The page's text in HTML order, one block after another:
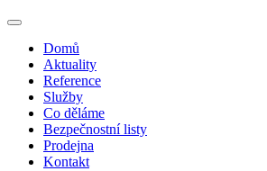
Domů
Aktuality
Reference
Služby
Co děláme
Bezpečnostní listy
Prodejna
Kontakt